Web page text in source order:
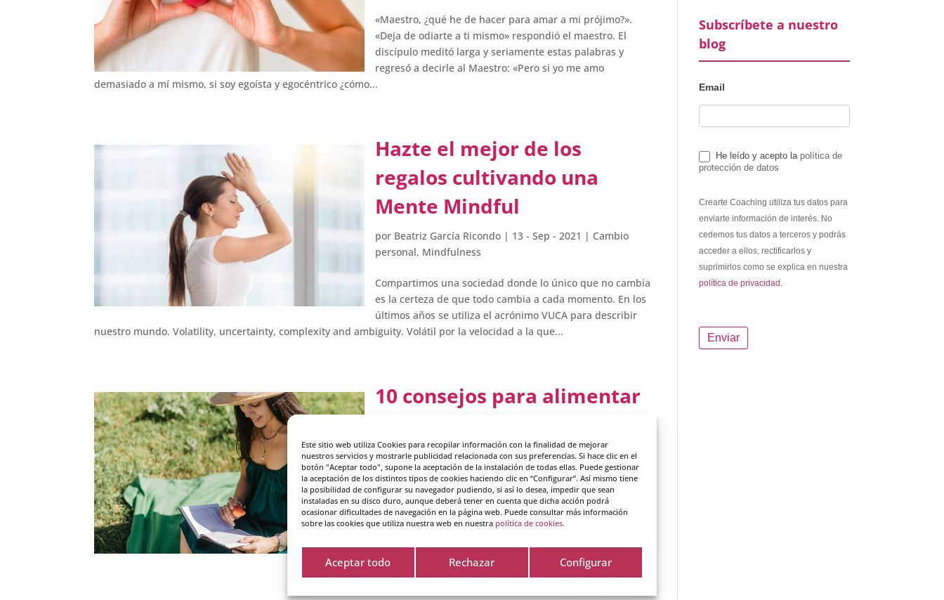
Este sitio web utiliza Cookies para recopilar información con la finalidad de mejorar
nuestros servicios y mostrarle publicidad relacionada con sus preferencias. Si hace clic en el
botón "Aceptar todo", supone la aceptación de la instalación de todas ellas. Puede gestionar
la aceptación de los distintos tipos de cookies haciendo clic en “Configurar”. Así mismo tiene
la posibilidad de configurar su navegador pudiendo, si así lo desea, impedir que sean
instaladas en su disco duro, aunque deberá tener en cuenta que dicha acción podrá
ocasionar dificultades de navegación en la página web. Puede consultar más información
sobre las cookies que utiliza nuestra web en nuestra política de cookies.
Aceptar todo Rechazar Configurar
«Maestro, ¿qué he de hacer para amar a mi prójimo?».
«Deja de odiarte a ti mismo» respondió el maestro. El
discípulo meditó larga y seriamente estas palabras y
regresó a decirle al Maestro: «Pero si yo me amo
demasiado a mí mismo, si soy egoísta y egocéntrico ¿cómo...
Hazte el mejor de los
regalos cultivando una
Mente Mindful
por Beatriz García Ricondo | 13 - Sep - 2021 | Cambio
personal, Mindfulness
Compartimos una sociedad donde lo único que no cambia
es la certeza de que todo cambia a cada momento. En los
últimos años se utiliza el acrónimo VUCA para describir
nuestro mundo. Volatility, uncertainty, complexity and ambiguity. Volátil por la velocidad a la que...
10 consejos para alimentar
porMaite Nicuesa|6 - Sep - 2021|Cambio personal
La paciencia transforma la vida de una persona cuando
convive con la urgencia de la prisa. La impaciencia
produce una sensación constante de falta de ritmo porque
personales. Este ingrediente resulta muy valioso en la...
Subscríbete a nuestro
blog
Email
He leído y acepto la política de
protección de datos
Crearte Coaching utiliza tus datos para
enviarte información de interés. No
cedemos tus datos a terceros y podrás
acceder a ellos, rectificarlos y
suprimirlos como se explica en nuestra
política de privacidad.